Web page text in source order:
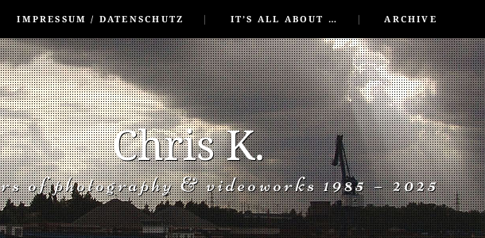
IMPRESSUM / DATENSCHUTZ IT’S ALL ABOUT … ARCHIVE
Chris K.
of photography & videoworks 1985 – 2025